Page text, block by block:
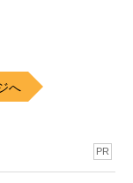
へ
PR